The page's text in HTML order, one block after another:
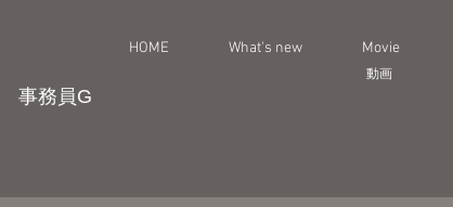
事務員G
HOME What's new Movie
動画